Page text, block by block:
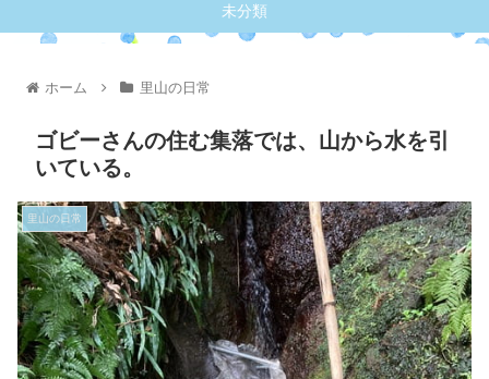
未分類
ホーム 里山の日常
ゴビーさんの住む集落では、山から水を引
いている。
里山の日常